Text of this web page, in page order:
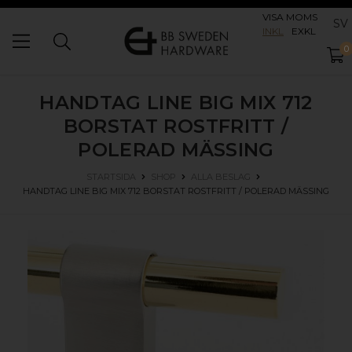
VISA MOMS
INKL
EXKL SV
0
HANDTAG LINE BIG MIX 712
BORSTAT ROSTFRITT /
POLERAD MÄSSING
STARTSIDA SHOP
ALLA BESLAG
HANDTAG LINE BIG MIX 712 BORSTAT ROSTFRITT / POLERAD MÄSSING